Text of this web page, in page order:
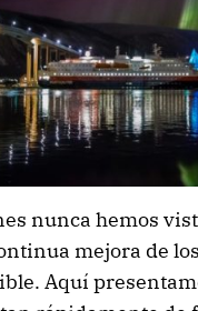
nunca hemos
mejora de
Aquí